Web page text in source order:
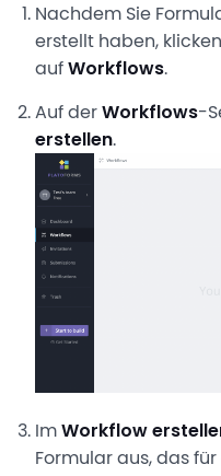
Nachdem Sie
erstellt haben,
aufWorkflows.
Auf derWorkflows-
erstellen.
ImWorkflow
Formular aus, das